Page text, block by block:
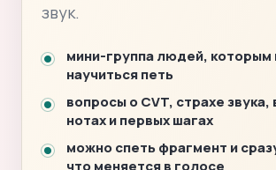
звук.
мини-группа людей, которым
научиться петь
вопросы о CVT, страхе звука,
нотах и первых шагах
можно спеть фрагмент и
что меняется в голосе